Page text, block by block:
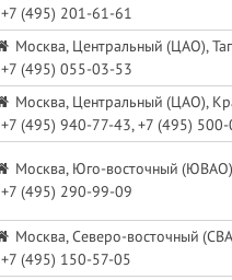
+7 (495) 201-61-61
Москва, Центральный (ЦАО),
+7 (495) 055-03-53
Москва, Центральный (ЦАО),
+7 (495) 940-77-43, +7 (495)
Москва, Юго-восточный
+7 (495) 290-99-09
Москва, Северо-восточный
+7 (495) 150-57-05